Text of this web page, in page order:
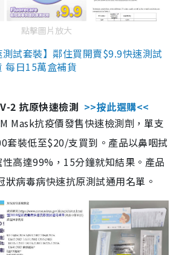
點擊圖片放大
試套裝】鄰住買開賣$9.9快速測試
每日15萬盒補貨
2 抗原快速檢測 >>按此選購<<
Mask抗疫價發售快速檢測劑，單支
套裝低至$20/支買到。產品以鼻咽拭
高達99%，15分鐘就知結果。產品
狀病毒病快速抗原測試通用名單。